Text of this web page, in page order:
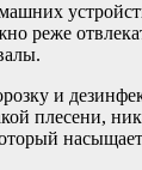
реже
и
плесени,